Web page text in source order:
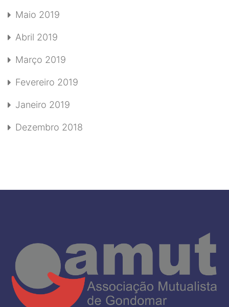
Maio 2019
Abril 2019
Março 2019
Fevereiro 2019
Janeiro 2019
Dezembro 2018